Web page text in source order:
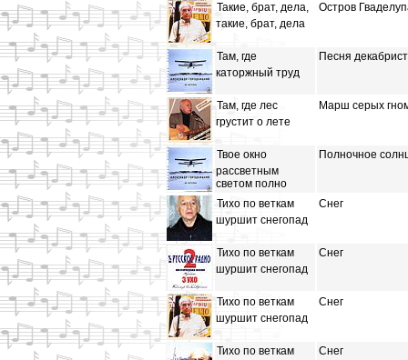
Такие, брат, дела,
такие, брат, дела
Остров
Там, где
каторжный труд
Песня
Там, где лес
грустит о лете
Марш серых
Твое окно
рассветным
светом полно
Полночное
Тихо по веткам
шуршит снегопад
Снег
Тихо по веткам
шуршит снегопад
Снег
Тихо по веткам
шуршит снегопад
Снег
Тихо по веткам
Снег